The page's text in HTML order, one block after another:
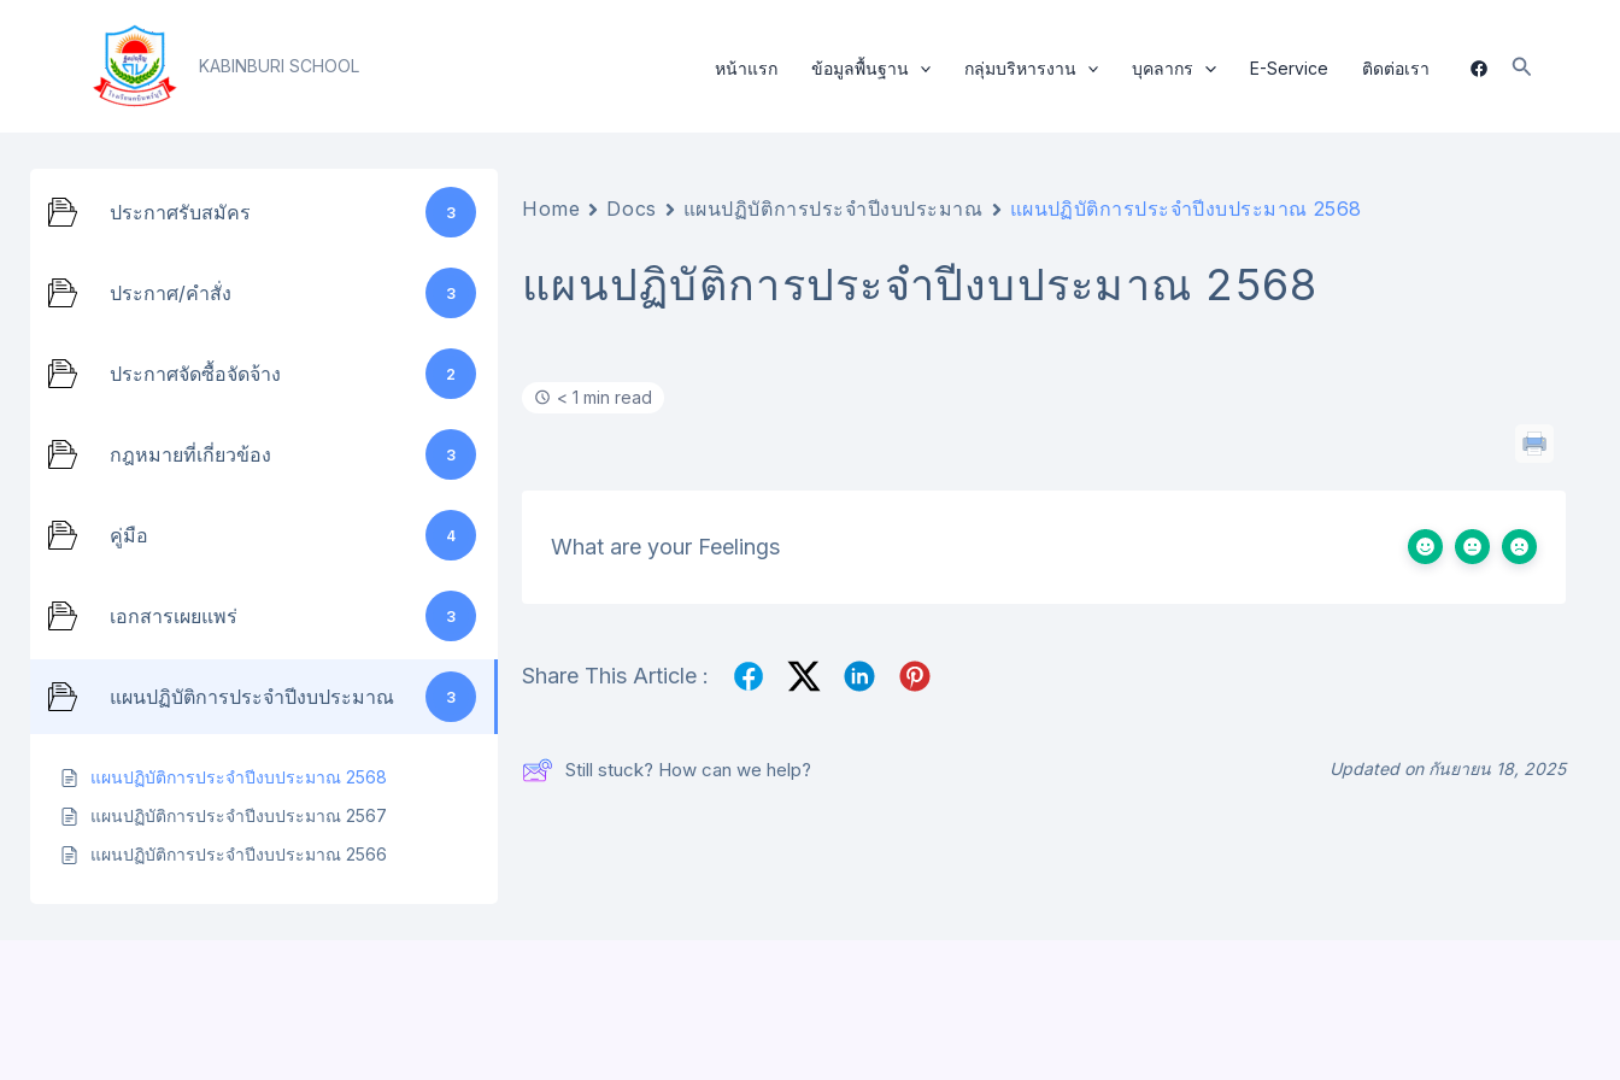
KABINBURI SCHOOL หน้าแรก ข้อมูลพื้นฐาน กลุ่มบริหารงาน บุคลากร E-Service ติดต่อเรา Search
ประกาศรับสมัคร 3
ประกาศ/คำสั่ง 3
ประกาศจัดซื้อจัดจ้าง 2
กฎหมายที่เกี่ยวข้อง 3
คู่มือ 4
เอกสารเผยแพร่ 3
แผนปฏิบัติการประจำปีงบประมาณ 3
แผนปฏิบัติการประจำปีงบประมาณ 2568
แผนปฏิบัติการประจำปีงบประมาณ 2567
แผนปฏิบัติการประจำปีงบประมาณ 2566
Home Docs แผนปฏิบัติการประจำปีงบประมาณ แผนปฏิบัติการประจำปีงบประมาณ 2568
แผนปฏิบัติการประจำปีงบประมาณ 2568
< 1 min read
What are your Feelings
Share This Article :
Still stuck? How can we help? Updated on กันยายน 18, 2025